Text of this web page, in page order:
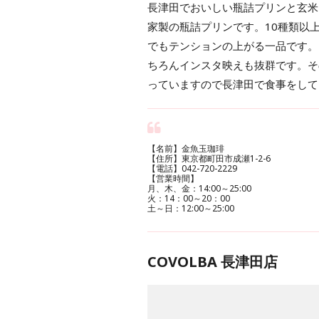
長津田でおいしい瓶詰プリンと玄
家製の瓶詰プリンです。10種類以
でもテンションの上がる一品です
ちろんインスタ映えも抜群です。
っていますので長津田で食事をし
【名前】金魚玉珈琲
【住所】東京都町田市成瀬1-2-6
【電話】042-720-2229
【営業時間】
月、木、金：14:00～25:00
火：14：00～20：00
土～日：12:00～25:00
COVOLBA 長津田店